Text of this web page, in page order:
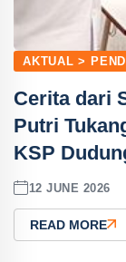
AKTUAL >
Cerita dari
Putri
KSP
12 JUNE 2026
READ MORE